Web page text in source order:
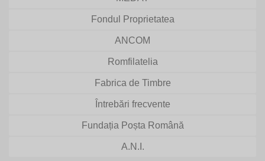
Fondul Proprietatea
ANCOM
Romfilatelia
Fabrica de Timbre
Întrebări frecvente
Fundația Poșta Română
A.N.I.